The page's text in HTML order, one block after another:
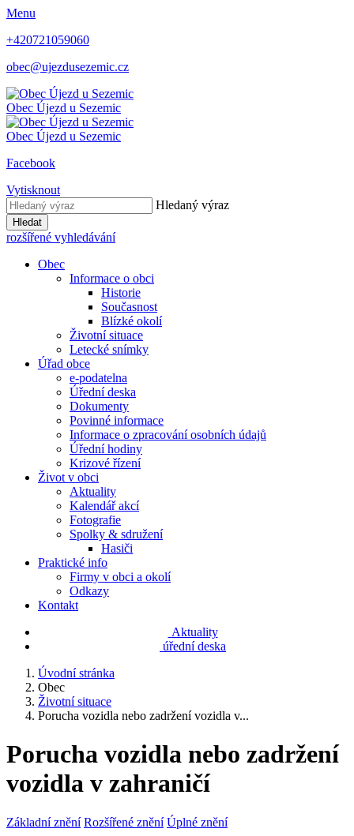
Menu
+420721059060
obec@ujezdusezemic.cz
Obec Újezd u Sezemic
Obec Újezd u Sezemic
Facebook
Vytisknout
Hledaný výraz
Hledat
rozšířené vyhledávání
Obec
Informace o obci
Historie
Současnost
Blízké okolí
Životní situace
Letecké snímky
Úřad obce
e-podatelna
Úřední deska
Dokumenty
Povinné informace
Informace o zpracování osobních údajů
Úřední hodiny
Krizové řízení
Život v obci
Aktuality
Kalendář akcí
Fotografie
Spolky & sdružení
Hasiči
Praktické info
Firmy v obci a okolí
Odkazy
Kontakt
Aktuality
úřední deska
Úvodní stránka
Obec
Životní situace
Porucha vozidla nebo zadržení vozidla v...
Porucha vozidla nebo zadržení
vozidla v zahraničí
Základní znění Rozšířené znění Úplné znění